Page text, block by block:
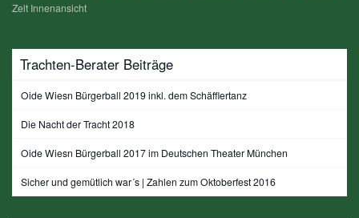
Zelt Innenansicht
Trachten-Berater Beiträge
Oide Wiesn Bürgerball 2019 inkl. dem Schäfflertanz
Die Nacht der Tracht 2018
Oide Wiesn Bürgerball 2017 im Deutschen Theater München
Sicher und gemütlich war´s | Zahlen zum Oktoberfest 2016